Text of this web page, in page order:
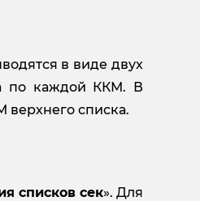
в виде двух
по каждой ККМ. В
списка.
списков сек». Для